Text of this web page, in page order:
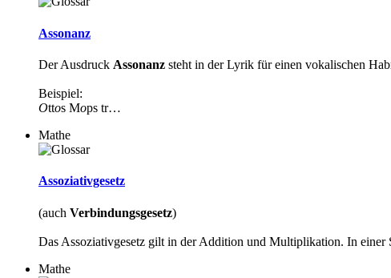
Assonanz
Der Ausdruck Assonanz steht in der Lyrik für einen vokalischen
Beispiel:
Ottos Mops tr…
Mathe
Assoziativgesetz
(auch Verbindungsgesetz)
Das Assoziativgesetz gilt in der Addition und Multiplikation. In
Mathe